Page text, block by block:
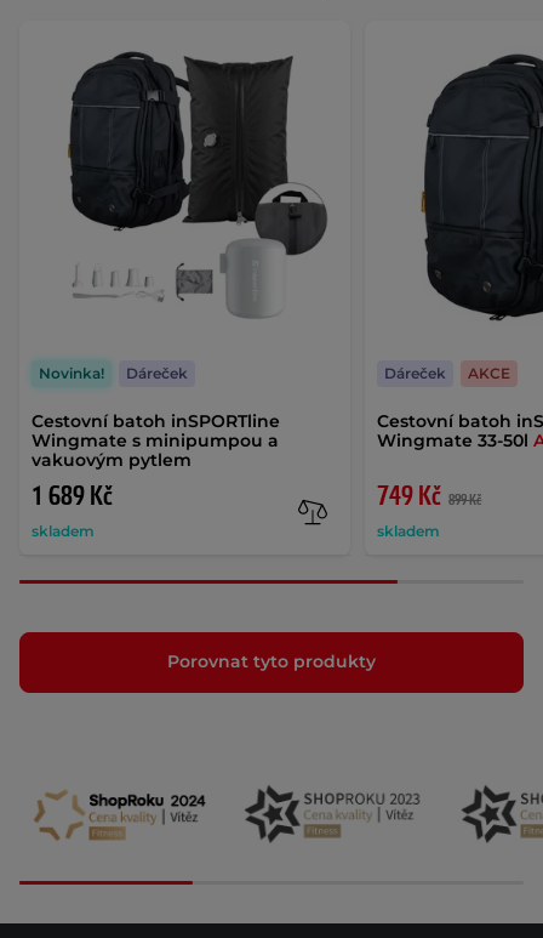
Cestovní batoh inSPORTline
Wingmate s minipumpou a
vakuovým pytlem
1 689 Kč
skladem
Novinka! Dáreček
Cestovní batoh
Wingmate 33-50l
749 Kč 899 Kč
skladem
Dáreček AKCE
Porovnat tyto produkty